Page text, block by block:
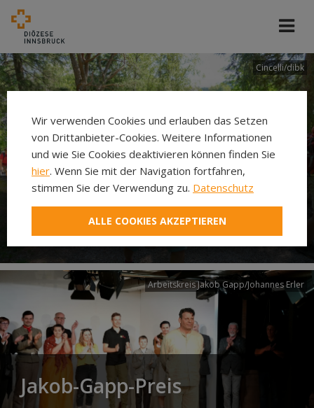
Cincelli/dibk
Neuer Pilgerweg Via
Laudato si’
Arbeitskreis Jakob Gapp/Johannes Erler
Jakob-Gapp-Preis
Wir verwenden Cookies und erlauben das Setzen
von Drittanbieter-Cookies. Weitere Informationen
und wie Sie Cookies deaktivieren können finden Sie
hier. Wenn Sie mit der Navigation fortfahren,
stimmen Sie der Verwendung zu. Datenschutz
ALLE COOKIES AKZEPTIEREN